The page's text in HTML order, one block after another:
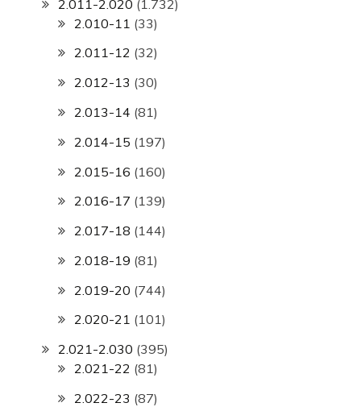
2.011-2.020 (1.732)
2.010-11 (33)
2.011-12 (32)
2.012-13 (30)
2.013-14 (81)
2.014-15 (197)
2.015-16 (160)
2.016-17 (139)
2.017-18 (144)
2.018-19 (81)
2.019-20 (744)
2.020-21 (101)
2.021-2.030 (395)
2.021-22 (81)
2.022-23 (87)